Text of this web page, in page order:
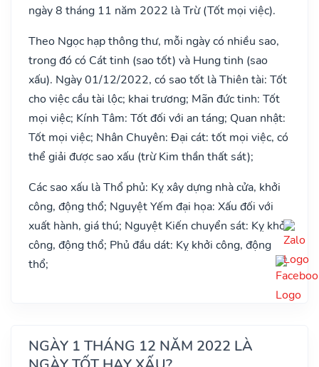
ngày 8 tháng 11 năm 2022 là Trừ (Tốt mọi việc).
Theo Ngọc hạp thông thư, mỗi ngày có nhiều sao,
trong đó có Cát tinh (sao tốt) và Hung tinh (sao
xấu). Ngày 01/12/2022, có sao tốt là Thiên tài: Tốt
cho việc cầu tài lộc; khai trương; Mãn đức tinh: Tốt
mọi việc; Kính Tâm: Tốt đối với an táng; Quan nhật:
Tốt mọi việc; Nhân Chuyên: Đại cát: tốt mọi việc, có
thể giải được sao xấu (trừ Kim thần thất sát);
Các sao xấu là Thổ phủ: Kỵ xây dựng nhà cửa, khởi
công, động thổ; Nguyệt Yếm đại họa: Xấu đối với
xuất hành, giá thú; Nguyệt Kiến chuyển sát: Kỵ khởi
công, động thổ; Phủ đầu dát: Kỵ khởi công, động
thổ;
NGÀY 1 THÁNG 12 NĂM 2022 LÀ